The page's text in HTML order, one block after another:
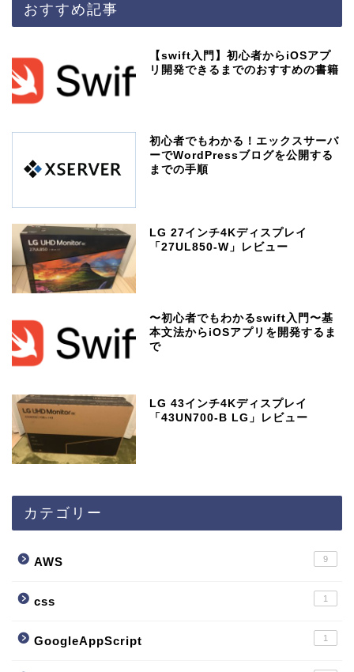
おすすめ記事
【swift入門】初心者からiOSアプ
リ開発できるまでのおすすめの書籍
初心者でもわかる！エックスサーバ
ーでWordPressブログを公開する
までの手順
LG 27インチ4Kディスプレイ
「27UL850-W」レビュー
〜初心者でもわかるswift入門〜基
本文法からiOSアプリを開発するま
で
LG 43インチ4Kディスプレイ
「43UN700-B LG」レビュー
カテゴリー
AWS 9
css 1
GoogleAppScript 1